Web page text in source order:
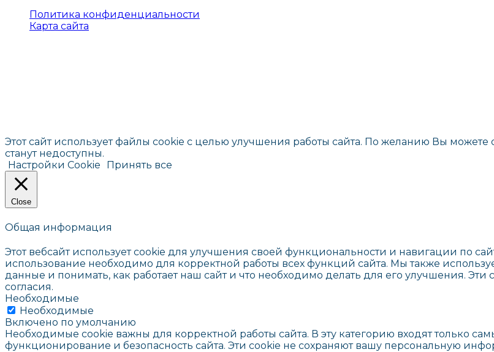
Политика конфиденциальности
Карта сайта
Этот сайт использует файлы cookie с целью улучшения работы сайта. По желанию Вы
станут недоступны.
Настройки Cookie
Принять все
Close
Общая информация
Этот вебсайт использует cookie для улучшения своей функциональности и навигации по
использование необходимо для корректной работы всех функций сайта. Мы также
данные и понимать, как работает наш сайт и что необходимо делать для его улучшения. Эти
согласия.
Необходимые
Необходимые
Включено по умолчанию
Необходимые cookie важны для корректной работы сайта. В эту категорию входят только
функционирование и безопасность сайта. Эти cookie не сохраняют вашу персональную